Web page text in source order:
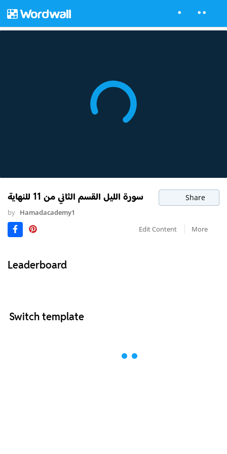
سورة الليل القسم الثاني من 11 للنهاية Share
by Hamadacademy1
Edit Content
More
Leaderboard
Switch template